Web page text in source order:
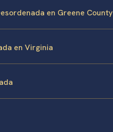
en Greene County
en Virginia